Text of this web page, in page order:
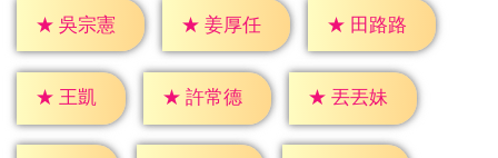
★ 吳宗憲 ★ 姜厚任 ★ 田路路
★ 王凱 ★ 許常德 ★ 丟丟妹